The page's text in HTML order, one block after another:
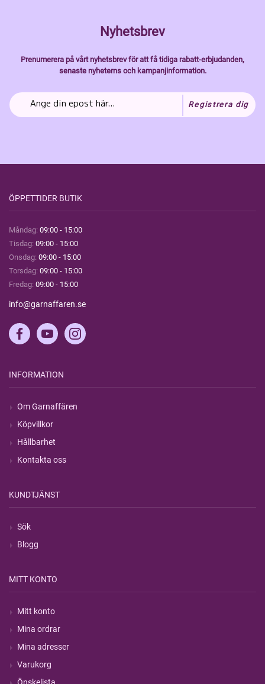
Nyhetsbrev
Prenumerera på vårt nyhetsbrev för att få tidiga rabatt-erbjudanden,
senaste nyheterns och kampanjinformation.
Registrera dig
ÖPPETTIDER BUTIK
Måndag: 09:00 - 15:00
Tisdag: 09:00 - 15:00
Onsdag: 09:00 - 15:00
Torsdag: 09:00 - 15:00
Fredag: 09:00 - 15:00
info@garnaffaren.se
INFORMATION
Om Garnaffären
Köpvillkor
Hållbarhet
Kontakta oss
KUNDTJÄNST
Sök
Blogg
MITT KONTO
Mitt konto
Mina ordrar
Mina adresser
Varukorg